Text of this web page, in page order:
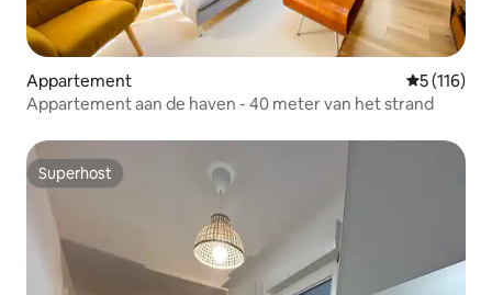
Appartement
5 (116)
Appartement aan de haven - 40 meter van het strand
Superhost
Superhost